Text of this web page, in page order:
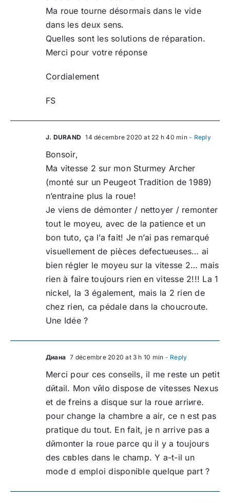
Ma roue tourne désormais dans le vide
dans les deux sens.
Quelles sont les solutions de réparation.
Merci pour votre réponse
Cordialement
FS
J. DURAND 14 décembre 2020 at 22 h 40 min- Reply
Bonsoir,
Ma vitesse 2 sur mon Sturmey Archer
(monté sur un Peugeot Tradition de 1989)
n’entraine plus la roue!
Je viens de démonter / nettoyer / remonter
tout le moyeu, avec de la patience et un
bon tuto, ça l’a fait! Je n’ai pas remarqué
visuellement de pièces defectueuses… ai
bien régler le moyeu sur la vitesse 2… mais
rien à faire toujours rien en vitesse 2!!! La 1
nickel, la 3 également, mais la 2 rien de
chez rien, ca pédale dans la choucroute.
Une Idée ?
Диана 7 décembre 2020 at 3 h 10 min - Reply
Merci pour ces conseils, il me reste un petit
dйtail. Mon vйlo dispose de vitesses Nexus
et de freins а disque sur la roue arriиre.
pour change la chambre а air, ce n est pas
pratique du tout. En fait, je n arrive pas а
dйmonter la roue parce qu il y a toujours
des cвbles dans le champ. Y a-t-il un
mode d emploi disponible quelque part ?